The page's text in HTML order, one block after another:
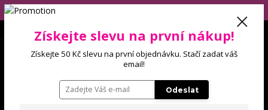
Eshop má dovolenou (10.-14.8), balíčky budeme odesílat 17.8.2026!
Získejte slevu na první nákup!
Získejte 50 Kč slevu na první objednávku. Stačí zadat váš
email!
Odeslat